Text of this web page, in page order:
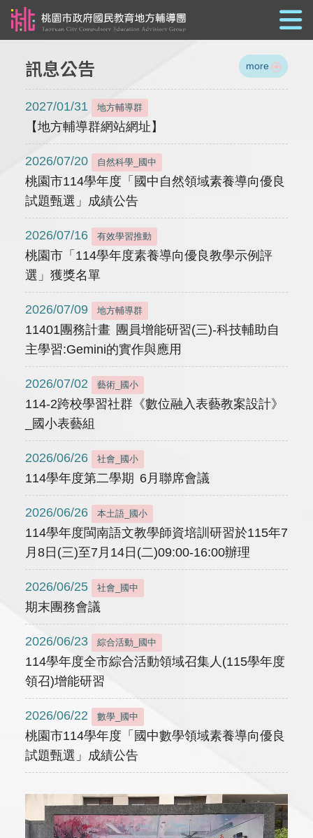
訊息公告 more
2027/01/31 地方輔導群
【地方輔導群網站網址】
2026/07/20 自然科學_國中
桃園市114學年度「國中自然領域素養導向優良
試題甄選」成績公告
2026/07/16 有效學習推動
桃園市「114學年度素養導向優良教學示例評
選」獲獎名單
2026/07/09 地方輔導群
11401團務計畫 團員增能研習(三)-科技輔助自
主學習:Gemini的實作與應用
2026/07/02 藝術_國小
114-2跨校學習社群《數位融入表藝教案設計》
_國小表藝組
2026/06/26 社會_國小
114學年度第二學期 6月聯席會議
2026/06/26 本土語_國小
114學年度閩南語文教學師資培訓研習於115年7
月8日(三)至7月14日(二)09:00-16:00辦理
2026/06/25 社會_國中
期末團務會議
2026/06/23 綜合活動_國中
114學年度全市綜合活動領域召集人(115學年度
領召)增能研習
2026/06/22 數學_國中
桃園市114學年度「國中數學領域素養導向優良
試題甄選」成績公告